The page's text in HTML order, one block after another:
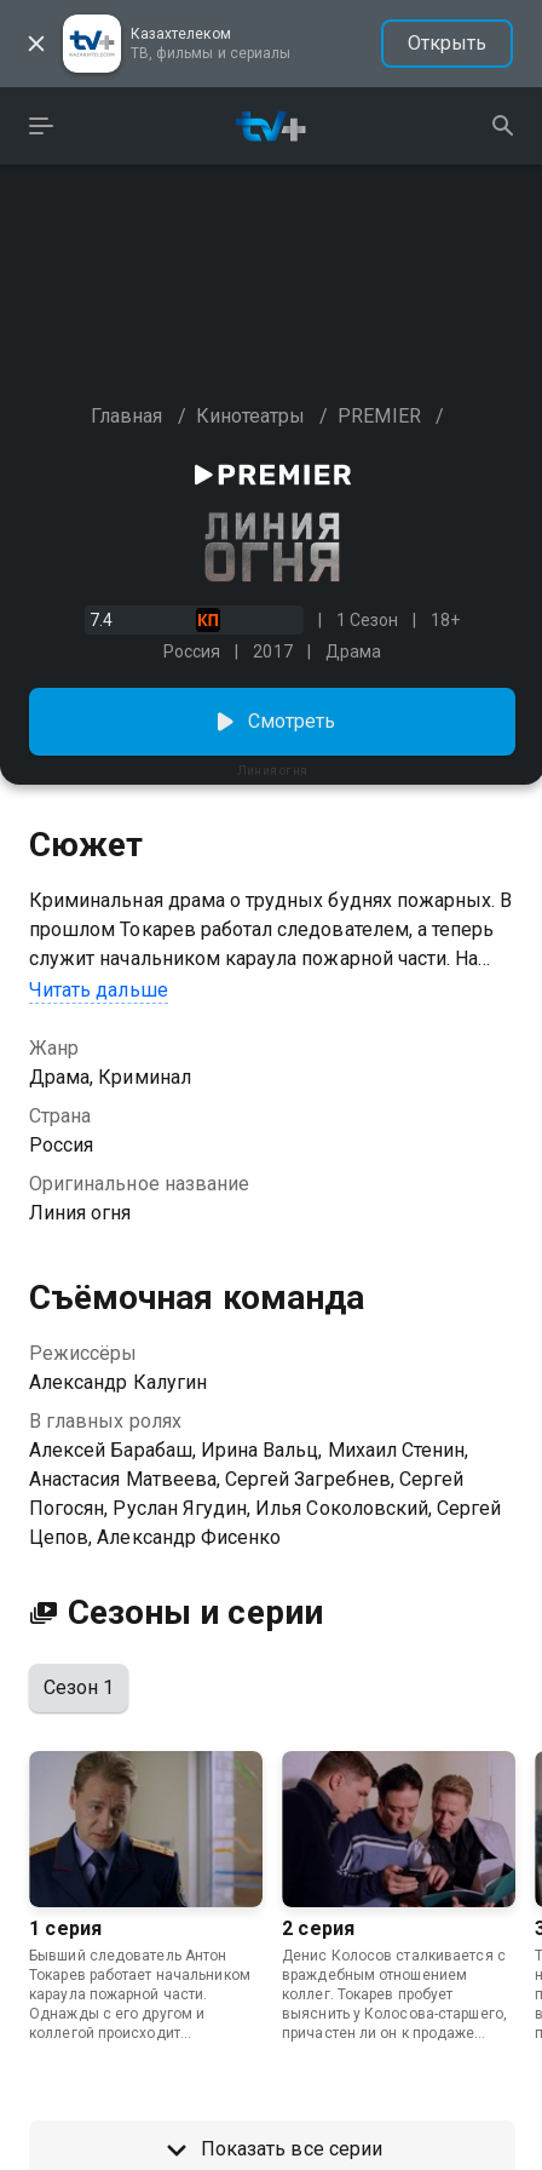
Казахтелеком
ТВ, фильмы и сериалы
Открыть
Главная / Кинотеатры / PREMIER /
7.4 1 Сезон
18+
Россия
2017 Драма
Линия огня
Смотреть
Сюжет
Криминальная драма о трудных буднях пожарных. В
прошлом Токарев работал следователем, а теперь
служит начальником караула пожарной части. На
новой должности он ведет тайное расследование
близкого друга. В компании напарника Дениса он
пытается раскрыть незаконную продажу нерабочего
оборудования, не забывая об основной обязанности
– спасении людей во время пожаров.
Читать дальше
Жанр
Драма, Криминал
Страна
Россия
Оригинальное название
Линия огня
Съёмочная команда
Режиссёры
Александр Калугин
В главных ролях
Алексей Барабаш, Ирина Вальц, Михаил Стенин,
Анастасия Матвеева, Сергей Загребнев, Сергей
Погосян, Руслан Ягудин, Илья Соколовский, Сергей
Цепов, Александр Фисенко
Сезоны и серии
Сезон 1
1 серия
Бывший следователь Антон
Токарев работает начальником
караула пожарной части.
Однажды с его другом и
коллегой происходит
2 серия
Денис Колосов сталкивается с
враждебным отношением
коллег. Токарев пробует
выяснить у Колосова-старшего,
причастен ли он к продаже
Показать все серии